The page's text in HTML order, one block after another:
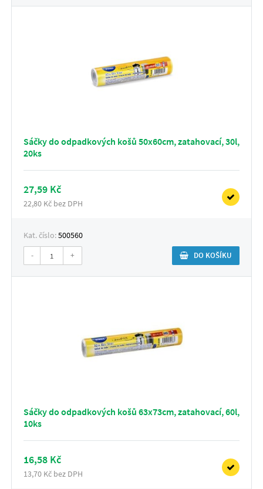
Sáčky do odpadkových košů 50x60cm, zatahovací, 30l,
20ks
27,59 Kč
22,80 Kč bez DPH
Kat. číslo:500560
- + DO KOŠÍKU
Sáčky do odpadkových košů 63x73cm, zatahovací, 60l,
10ks
16,58 Kč
13,70 Kč bez DPH